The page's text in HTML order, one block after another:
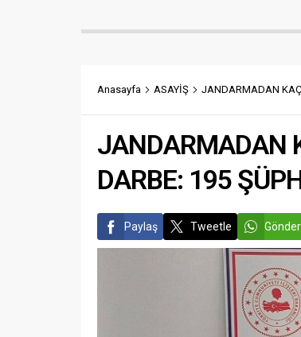
Anasayfa ASAYİŞ JANDARMADAN
JANDARMADAN
DARBE: 195
Paylaş Tweetle Gönder